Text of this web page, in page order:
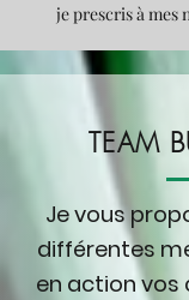
je prescris à mes
TEAM
Je vous
différentes
en action vos